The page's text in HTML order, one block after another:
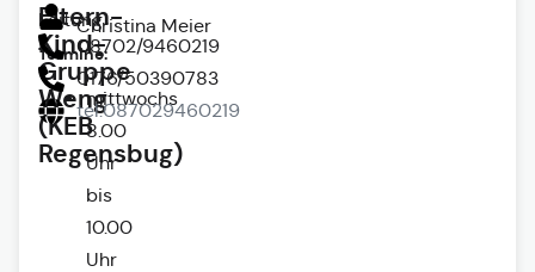
Eltern-
Kind-
Gruppe
Weng
(KEB
Regensbug)
Leitung
Termine:
mittwochs
8.00
Uhr
bis
10.00
Uhr
Christina Meier
08702/9460219
0176/50390783
tel:087029460219